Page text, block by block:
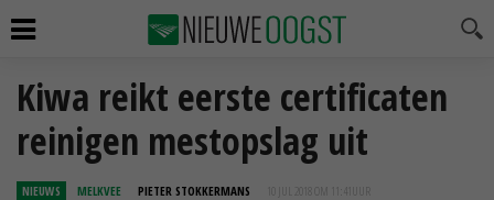
Kiwa reikt eerste certificaten
reinigen mestopslag uit
NIEUWS MELKVEE PIETER STOKKERMANS 10 JUL 2018 OM 11:41